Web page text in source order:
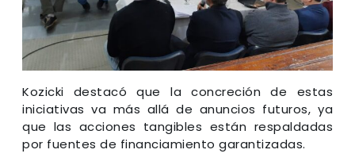
Kozicki destacó que la concreción de estas
iniciativas va más allá de anuncios futuros, ya
que las acciones tangibles están respaldadas
por fuentes de financiamiento garantizadas.